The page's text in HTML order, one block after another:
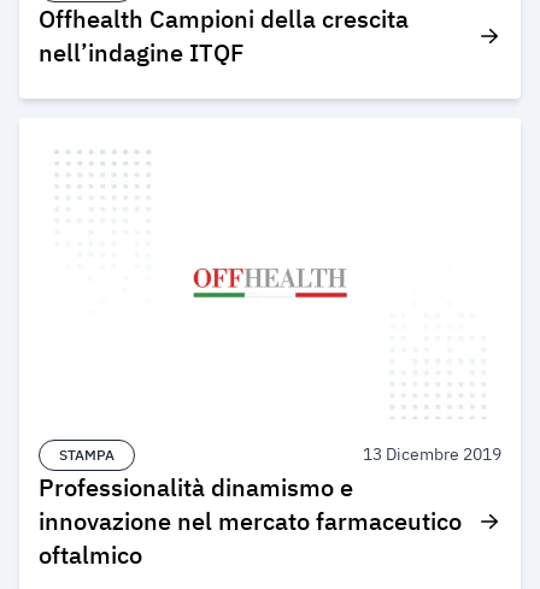
Offhealth Campioni della crescita
nell’indagine ITQF
Professionalità dinamismo e
innovazione nel mercato farmaceutico
oftalmico
STAMPA 13 Dicembre 2019